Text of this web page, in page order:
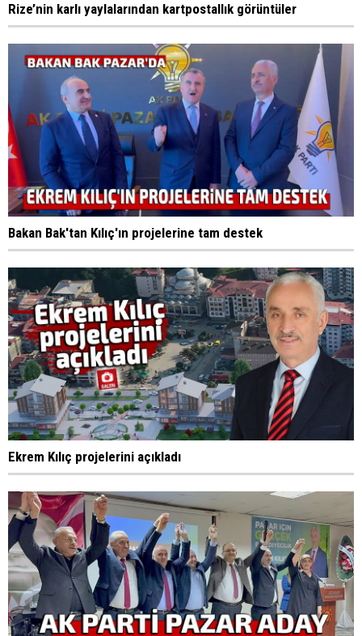
Rize’nin karlı yaylalarından kartpostallık görüntüler
Bakan Bak'tan Kılıç'ın projelerine tam destek
Ekrem Kılıç projelerini açıkladı